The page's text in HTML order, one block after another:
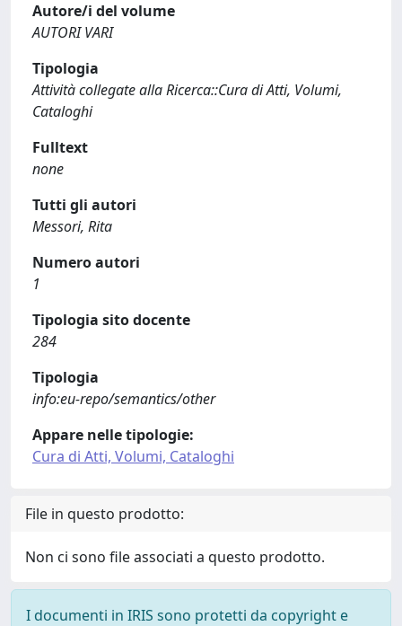
Autore/i del volume
AUTORI VARI
Tipologia
Attività collegate alla Ricerca::Cura di Atti, Volumi,
Cataloghi
Fulltext
none
Tutti gli autori
Messori, Rita
Numero autori
1
Tipologia sito docente
284
Tipologia
info:eu-repo/semantics/other
Appare nelle tipologie:
Cura di Atti, Volumi, Cataloghi
File in questo prodotto:
Non ci sono file associati a questo prodotto.
I documenti in IRIS sono protetti da copyright e